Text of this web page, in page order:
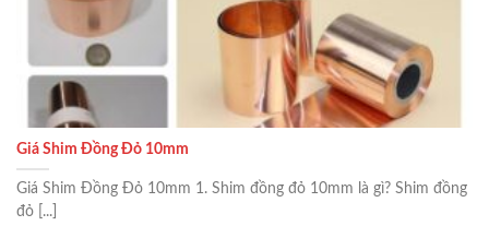
Giá Shim Đồng Đỏ 10mm
Giá Shim Đồng Đỏ 10mm 1. Shim đồng đỏ 10mm là gì? Shim đồng
đỏ [...]